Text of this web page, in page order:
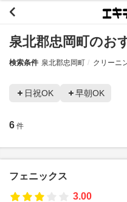
泉北郡忠岡町のお
検索条件 泉北郡忠岡町 クリーニ
日祝OK 早朝OK
6 件
フェニックス
3.00